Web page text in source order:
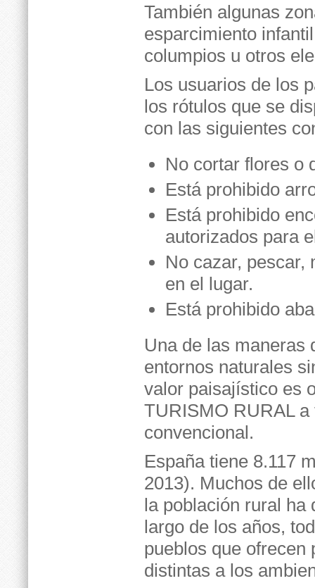
También algunas
esparcimiento
columpios u otros
Los usuarios de los
los rótulos que se
con las siguientes
No cortar flores o
Está prohibido
Está prohibido
autorizados para
No cazar, pescar,
en el lugar.
Está prohibido
Una de las maneras
entornos naturales
valor paisajístico es
TURISMO RURAL
convencional.
España tiene 8.117
2013). Muchos de
la población rural ha
largo de los años,
pueblos que ofrecen
distintas a los